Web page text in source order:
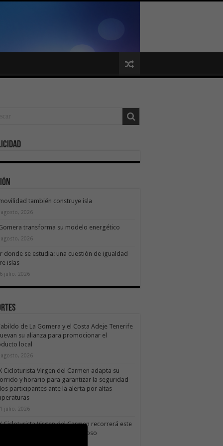
también construye isla
agosto, 2026
transforma su modelo energético
agosto, 2026
donde se estudia: una cuestión de igualdad
islas
julio, 2026
de La Gomera y el Costa Adeje Tenerife
su alianza para promocionar el
local
agosto, 2026
Cicloturista Virgen del Carmen adapta su
y horario para garantizar la seguridad
participantes ante la alerta por altas
julio, 2026
Cicloturista Virgen del Carmen recorrerá este
los paisajes de Vallehermoso